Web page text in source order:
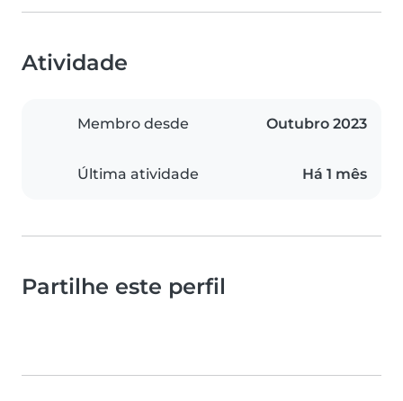
Atividade
Membro desde Outubro 2023
Última atividade Há 1 mês
Partilhe este perfil